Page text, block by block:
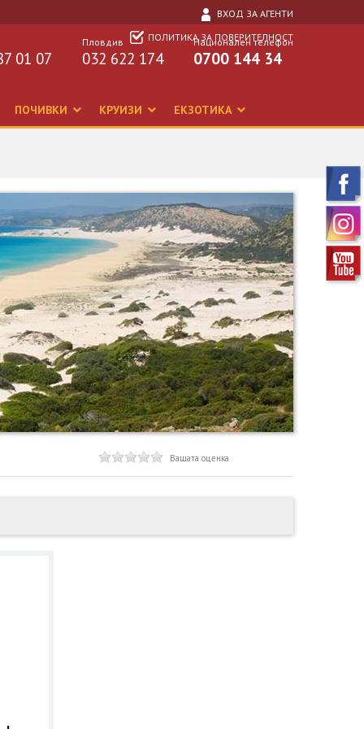
ВХОД ЗА АГЕНТИ
ПОЛИТИКА ЗА ПОВЕРИТЕЛНОСТ
Национален телефон
0700 144 34
Пловдив
032 622 174
01 07
ПОЧИВКИ КРУИЗИ ЕКЗОТИКА
Вашата оценка